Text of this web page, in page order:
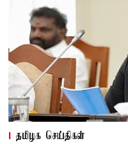
தமிழக செய்திகள்